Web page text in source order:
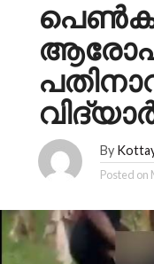
By
Posted on